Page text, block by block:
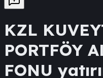
KZL
PORTFÖY
FONU